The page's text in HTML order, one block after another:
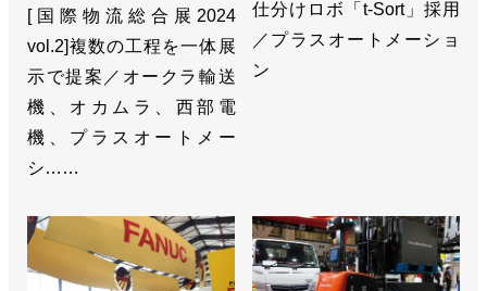
[国際物流総合展2024
vol.2]複数の工程を一体展
示で提案／オークラ輸送
機、オカムラ、西部電
機、プラスオートメー
シ……
仕分けロボ「t-Sort」採用
／プラスオートメーショ
ン